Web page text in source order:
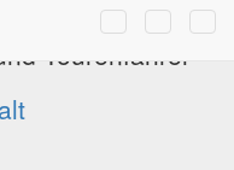
Tourenfahrer